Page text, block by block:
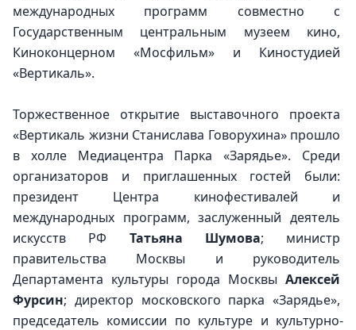
международных программ совместно с
Государственным центральным музеем кино,
Киноконцерном «Мосфильм» и Киностудией
«Вертикаль».
Торжественное открытие выставочного проекта
«Вертикаль жизни Станислава Говорухина» прошло
в холле Медиацентра Парка «Зарядье». Среди
организаторов и приглашенных гостей были:
президент Центра кинофестивалей и
международных программ, заслуженный деятель
искусств РФ Татьяна Шумова; министр
правительства Москвы и руководитель
Департамента культуры города Москвы Алексей
Фурсин; директор московского парка «Зарядье»,
председатель комиссии по культуре и культурно-